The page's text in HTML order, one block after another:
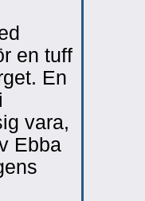
en tuff
En
vara,
Ebba